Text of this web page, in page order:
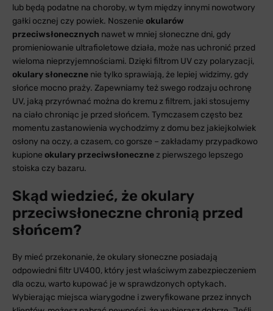
lub będą podatne na choroby, w tym między innymi nowotwory
gałki ocznej czy powiek. Noszenie okularów
przeciwsłonecznych nawet w mniej słoneczne dni, gdy
promieniowanie ultrafioletowe działa, może nas uchronić przed
wieloma nieprzyjemnościami. Dzięki filtrom UV czy polaryzacji,
okulary słoneczne nie tylko sprawiają, że lepiej widzimy, gdy
słońce mocno praży. Zapewniamy też swego rodzaju ochronę
UV, jaką przyrównać można do kremu z filtrem, jaki stosujemy
na ciało chroniąc je przed słońcem. Tymczasem często bez
momentu zastanowienia wychodzimy z domu bez jakiejkolwiek
osłony na oczy, a czasem, co gorsze – zakładamy przypadkowo
kupione okulary przeciwsłonecznez pierwszego lepszego
stoiska czy bazaru.
Skąd wiedzieć, że okulary
przeciwsłoneczne chronią przed
słońcem?
By mieć przekonanie, że okulary słoneczne posiadają
odpowiedni filtr UV400, który jest właściwym zabezpieczeniem
dla oczu, warto kupować je w sprawdzonych optykach.
Wybierając miejsca wiarygodne i zweryfikowane przez innych